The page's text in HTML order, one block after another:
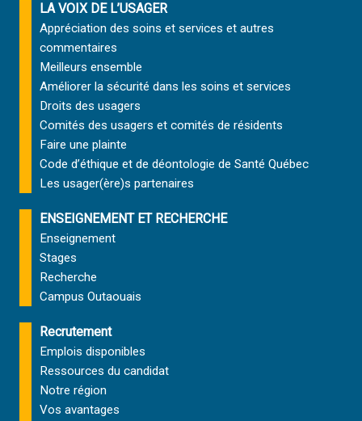
LA VOIX DE L’USAGER
Appréciation des soins et services et autres
commentaires
Meilleurs ensemble
Améliorer la sécurité dans les soins et services
Droits des usagers
Comités des usagers et comités de résidents
Faire une plainte
Code d’éthique et de déontologie de Santé Québec
Les usager(ère)s partenaires
ENSEIGNEMENT ET RECHERCHE
Enseignement
Stages
Recherche
Campus Outaouais
Recrutement
Emplois disponibles
Ressources du candidat
Notre région
Vos avantages